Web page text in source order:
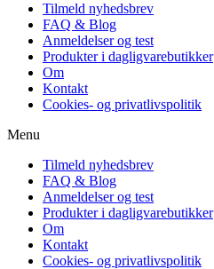
Tilmeld nyhedsbrev
FAQ & Blog
Anmeldelser og test
Produkter i dagligvarebutikker
Om
Kontakt
Cookies- og privatlivspolitik
Menu
Tilmeld nyhedsbrev
FAQ & Blog
Anmeldelser og test
Produkter i dagligvarebutikker
Om
Kontakt
Cookies- og privatlivspolitik